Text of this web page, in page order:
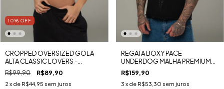
10% OFF
CROPPED OVERSIZED GOLA
ALTA CLASSIC LOVERS -
ESTAMPA FRENTE MALHA GOLD
R$99,90 R$89,90
2 x de R$44,95 sem juros
REGATA BOXY PACE
UNDERDOG MALHA PREMIUM
RUGBY
R$159,90
3 x de R$53,30 sem juros